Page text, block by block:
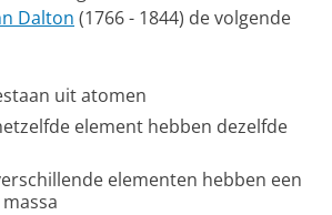
Dalton (1766 - 1844) de volgende
uit atomen
element hebben dezelfde
elementen hebben een